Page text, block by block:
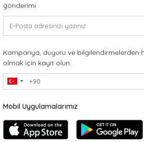
gönderimi
Kampanya, duyuru ve bilgilendirmelerden
olmak için kayıt olun.
Mobil Uygulamalarımız